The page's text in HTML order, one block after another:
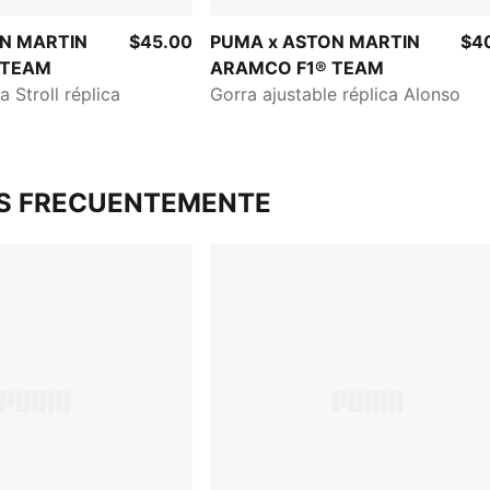
MARTIN
Stroll réplica
$45.00
PUMA x ASTON MARTIN
ARAMCO F1® TEAM
Gorra ajustable réplica Alonso
FRECUENTEMENTE